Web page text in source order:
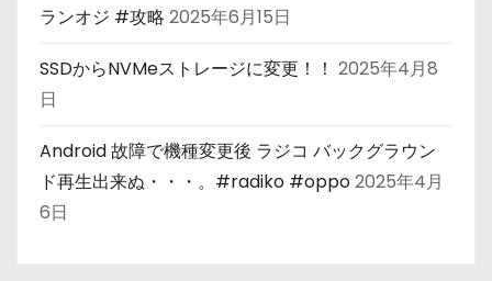
ランオジ #攻略 2025年6月15日
SSDからNVMeストレージに変更！！ 2025年4月8
日
Android 故障で機種変更後 ラジコ バックグラウン
ド再生出来ぬ・・・。#radiko #oppo2025年4月
6日